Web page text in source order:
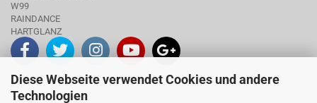
Diese Webseite verwendet Cookies und andere
Technologien
W99
RAINDANCE
HARTGLANZ
INFO